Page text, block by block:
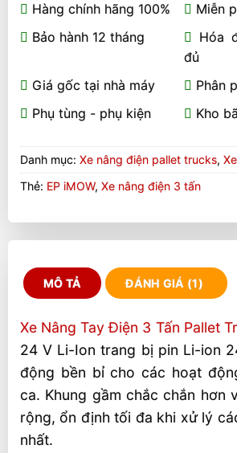
Hàng chính hãng 100%
Miễn
Bảo hành 12 tháng
Hóa
đủ
Giá gốc tại nhà máy
Phân
Phụ tùng - phụ kiện
Kho
Danh mục: Xe nâng điện pallet trucks,
Thẻ: EP iMOW, Xe nâng điện 3 tấn
MÔ TẢ ĐÁNH GIÁ (1)
Xe Nâng Tay Điện 3 Tấn Pallet
24 V Li-Ion trang bị pin Li-ion
động bền bỉ cho các hoạt
ca. Khung gầm chắc chắn hơn
rộng, ổn định tối đa khi xử lý
nhất.